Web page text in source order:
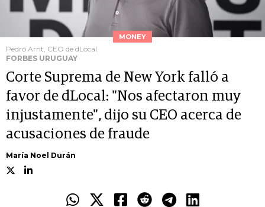
MONEY
Pedro Arnt, CEO de dLocal.
FORBES URUGUAY
Corte Suprema de New York falló a
favor de dLocal: "Nos afectaron muy
injustamente", dijo su CEO acerca de
acusaciones de fraude
María Noel Durán